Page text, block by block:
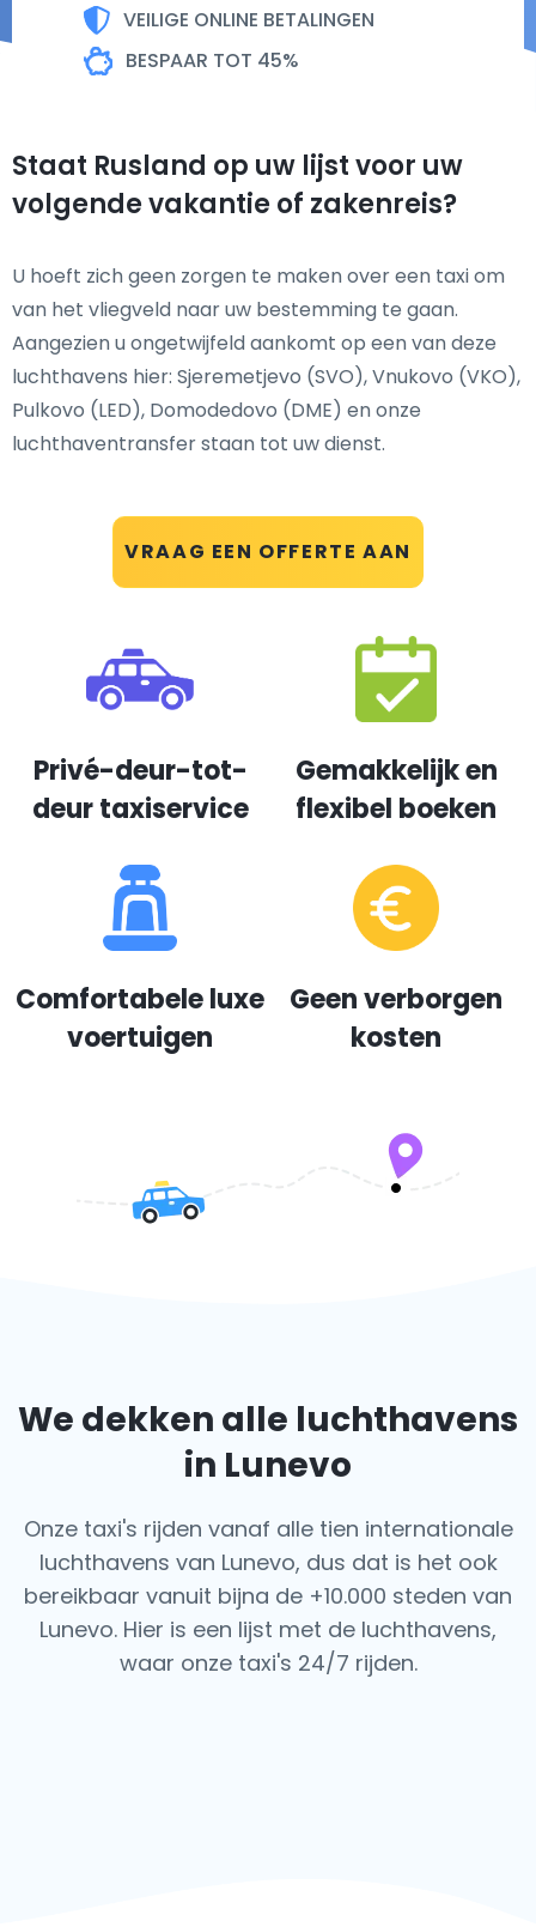
VEILIGE ONLINE BETALINGEN
BESPAAR TOT 45%
VRAAG EEN OFFERTE AAN
Staat Rusland op uw lijst voor uw
volgende vakantie of zakenreis?
U hoeft zich geen zorgen te maken over een taxi om
van het vliegveld naar uw bestemming te gaan.
Aangezien u ongetwijfeld aankomt op een van deze
luchthavens hier: Sjeremetjevo (SVO), Vnukovo (VKO),
Pulkovo (LED), Domodedovo (DME) en onze
luchthaventransfer staan tot uw dienst.
Privé-deur-tot-
deur taxiservice
Gemakkelijk en
flexibel boeken
Comfortabele luxe
voertuigen
Geen verborgen
kosten
We dekken alle luchthavens
in Lunevo
Onze taxi's rijden vanaf alle tien internationale
luchthavens van Lunevo, dus dat is het ook
bereikbaar vanuit bijna de +10.000 steden van
Lunevo. Hier is een lijst met de luchthavens,
waar onze taxi's 24/7 rijden.